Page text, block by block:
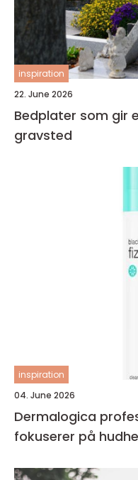
inspiration
22. June 2026
Bedplater som gir
gravsted
inspiration
04. June 2026
Dermalogica profesjonell hudpleie som
fokuserer på